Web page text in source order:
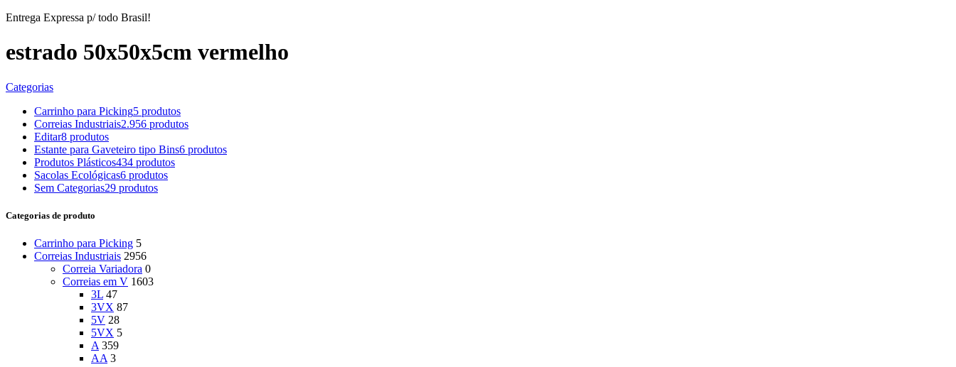
Entrega Expressa p/ todo Brasil!
estrado 50x50x5cm vermelho
Categorias
Carrinho para Picking5 produtos
Correias Industriais2.956 produtos
Editar8 produtos
Estante para Gaveteiro tipo Bins6 produtos
Produtos Plásticos434 produtos
Sacolas Ecológicas6 produtos
Sem Categorias29 produtos
Categorias de produto
Carrinho para Picking 5
Correias Industriais 2956
Correia Variadora 0
Correias em V 1603
3L 47
3VX 87
5V 28
5VX 5
A 359
AA 3